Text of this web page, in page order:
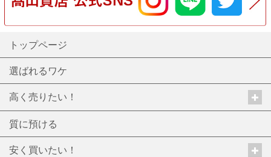
トップページ
選ばれるワケ
高く売りたい！
質に預ける
安く買いたい！